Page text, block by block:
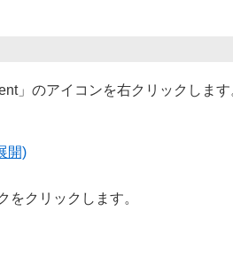
」のアイコンを右クリックします
開)
をクリックします。